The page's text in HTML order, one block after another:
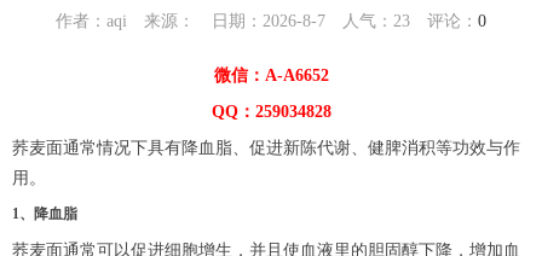
作者：aqi 来源： 日期：2026-8-7 人气： 23 评论： 0
微信：A-A6652
QQ：259034828
荞麦面通常情况下具有降血脂、促进新陈代谢、健脾消积等功效与作
用。
1、降血脂
荞麦面通常可以促进细胞增生，并且使血液里的胆固醇下降，增加血